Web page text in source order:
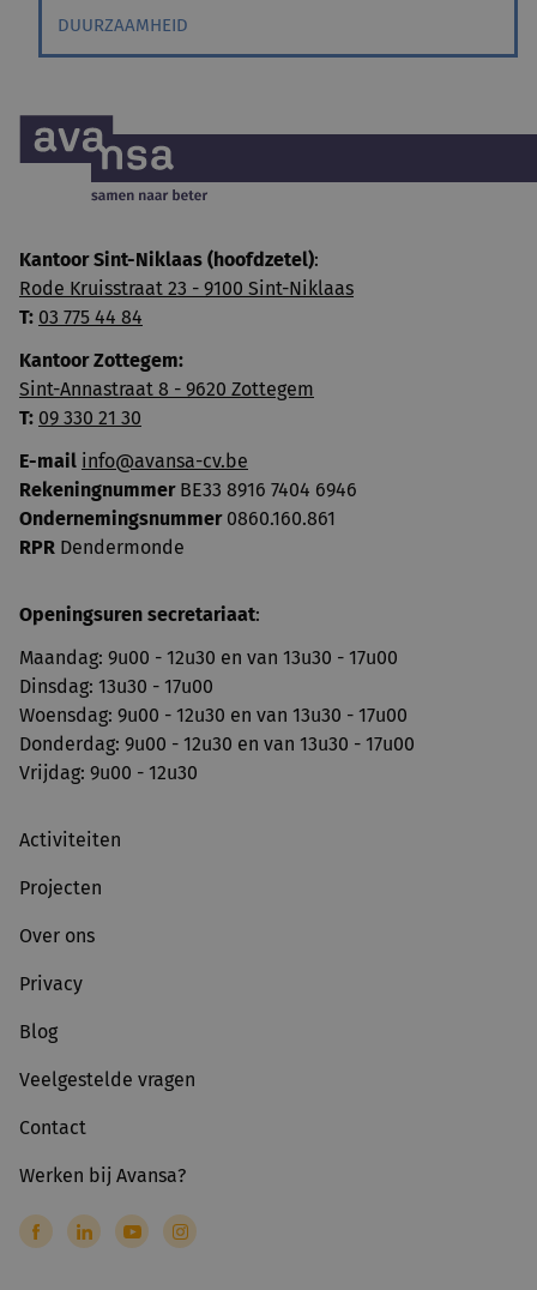
DUURZAAMHEID
Kantoor Sint-Niklaas (hoofdzetel):
Rode Kruisstraat 23 - 9100 Sint-Niklaas
T: 03 775 44 84
Kantoor Zottegem:
Sint-Annastraat 8 - 9620 Zottegem
T: 09 330 21 30
E-mail info@avansa-cv.be
Rekeningnummer BE33 8916 7404 6946
Ondernemingsnummer0860.160.861
RPR Dendermonde
Openingsuren secretariaat:
Maandag: 9u00 - 12u30 en van 13u30 - 17u00
Dinsdag: 13u30 - 17u00
Woensdag: 9u00 - 12u30 en van 13u30 - 17u00
Donderdag: 9u00 - 12u30 en van 13u30 - 17u00
Vrijdag: 9u00 - 12u30
Activiteiten
Projecten
Over ons
Privacy
Blog
Veelgestelde vragen
Contact
Werken bij Avansa?